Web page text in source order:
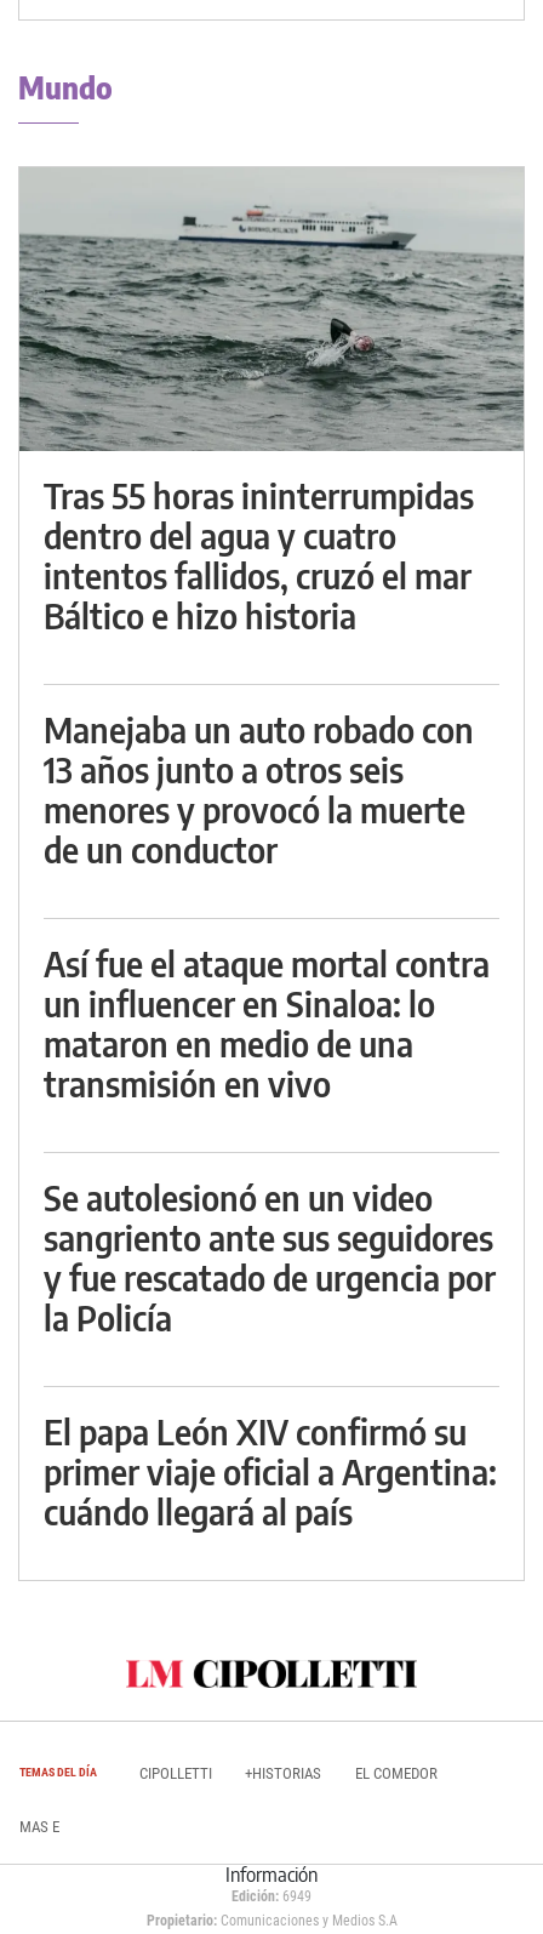
Mundo
Tras 55 horas ininterrumpidas
dentro del agua y cuatro
intentos fallidos, cruzó el mar
Báltico e hizo historia
Manejaba un auto robado con
13 años junto a otros seis
menores y provocó la muerte
de un conductor
Así fue el ataque mortal contra
un influencer en Sinaloa: lo
mataron en medio de una
transmisión en vivo
Se autolesionó en un video
sangriento ante sus seguidores
y fue rescatado de urgencia por
la Policía
El papa León XIV confirmó su
primer viaje oficial a Argentina:
cuándo llegará al país
TEMAS DEL DÍA CIPOLLETTI +HISTORIAS EL COMEDOR
MAS E
Información
Edición: 6949
Propietario:Comunicaciones y Medios S.A